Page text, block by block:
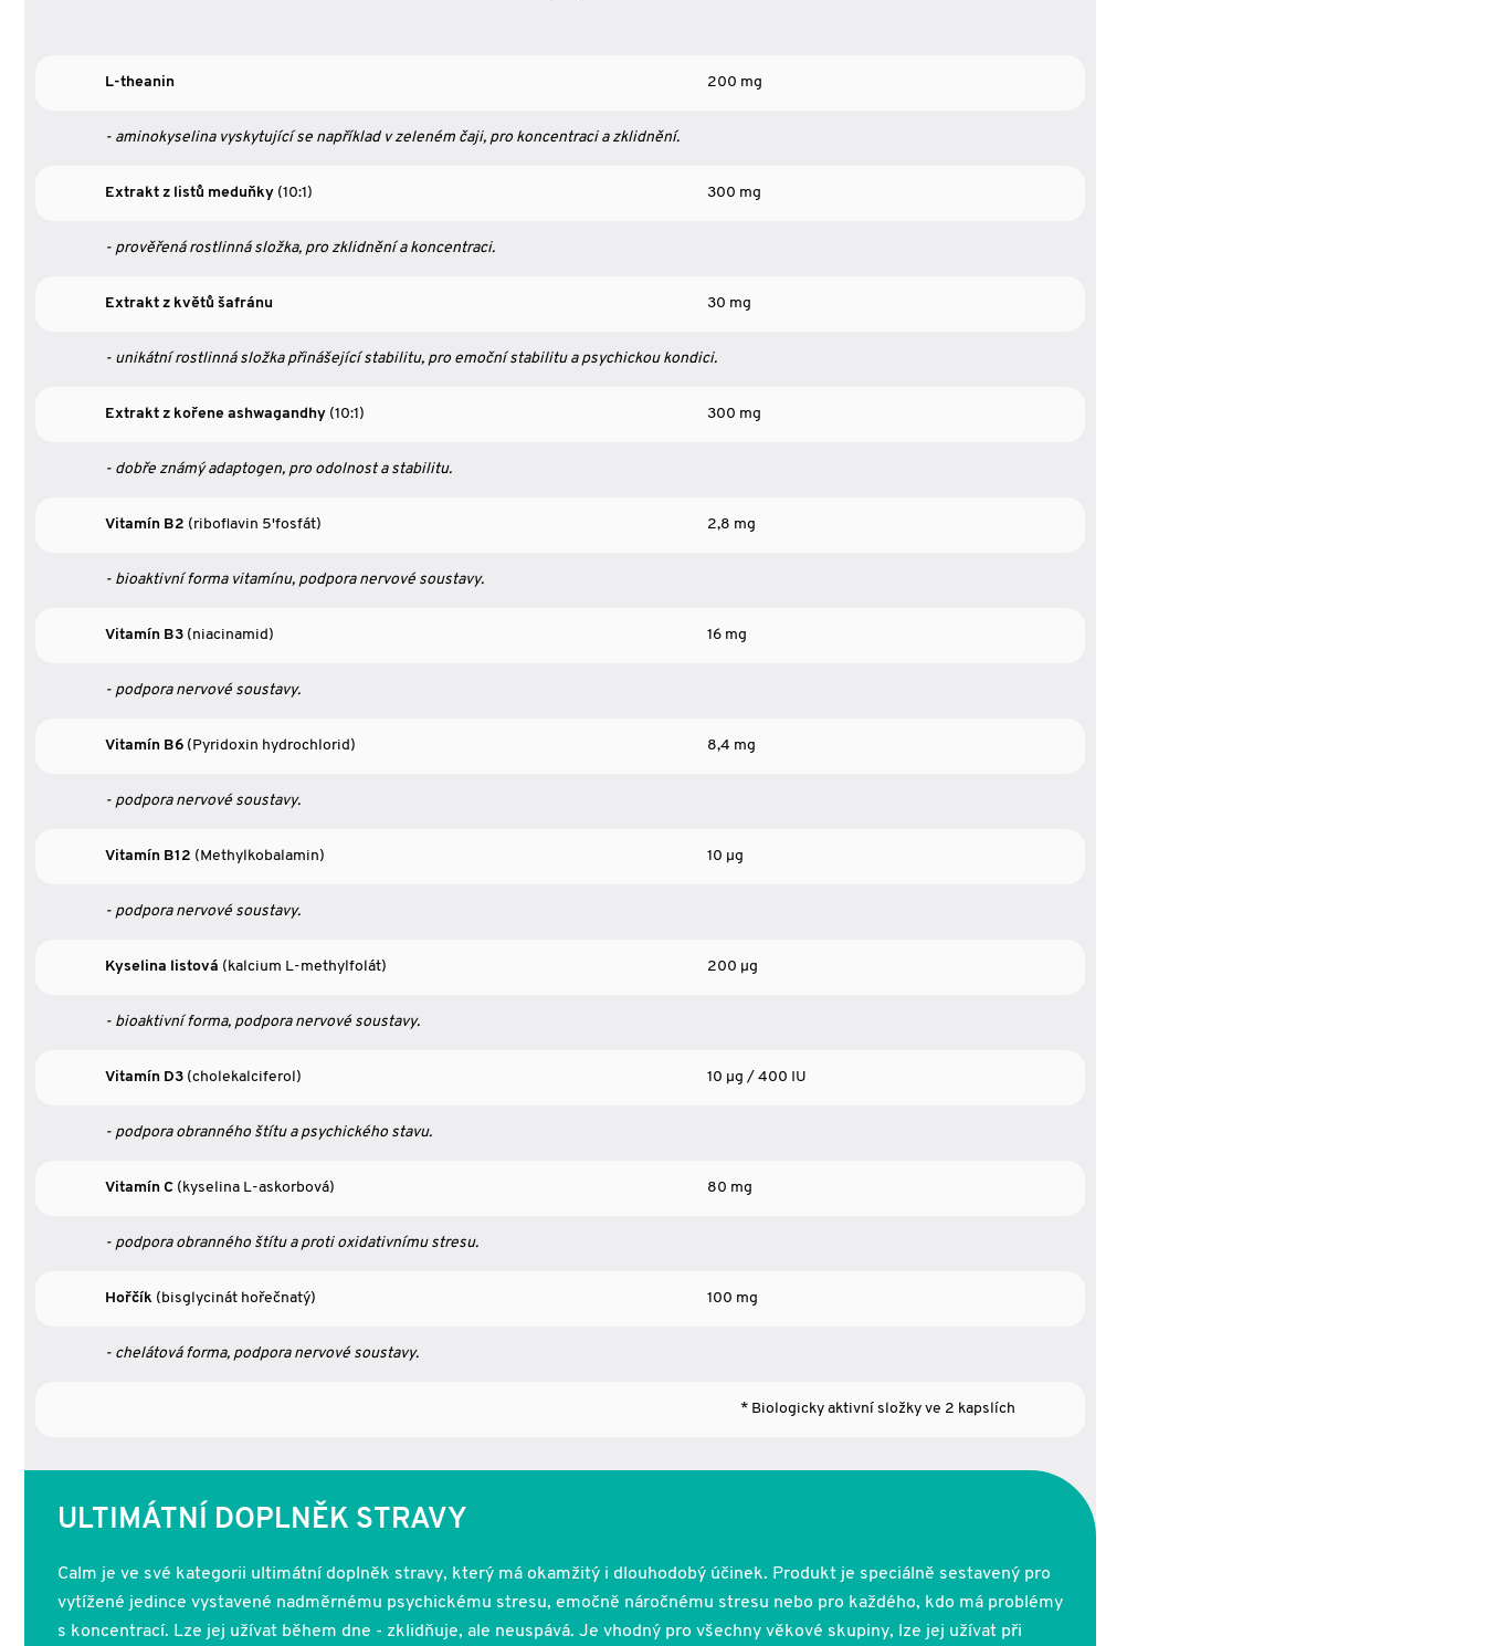
L-theanin 200 mg
- aminokyselina vyskytující se například v zeleném čaji, pro koncentraci a zklidnění.
Extrakt z listů meduňky (10:1) 300 mg
- prověřená rostlinná složka, pro zklidnění a koncentraci.
Extrakt z květů šafránu 30 mg
- unikátní rostlinná složka přinášející stabilitu, pro emoční stabilitu a psychickou kondici.
Extrakt z kořene ashwagandhy (10:1) 300 mg
- dobře známý adaptogen, pro odolnost a stabilitu.
Vitamín B2 (riboflavin 5'fosfát) 2,8 mg
- bioaktivní forma vitamínu, podpora nervové soustavy.
Vitamín B3 (niacinamid) 16 mg
- podpora nervové soustavy.
Vitamín B6 (Pyridoxin hydrochlorid) 8,4 mg
- podpora nervové soustavy.
Vitamín B12 (Methylkobalamin) 10 µg
- podpora nervové soustavy.
Kyselina listová (kalcium L-methylfolát) 200 µg
- bioaktivní forma, podpora nervové soustavy.
Vitamín D3 (cholekalciferol) 10 µg / 400 IU
- podpora obranného štítu a psychického stavu.
Vitamín C (kyselina L-askorbová) 80 mg
- podpora obranného štítu a proti oxidativnímu stresu.
Hořčík (bisglycinát hořečnatý) 100 mg
- chelátová forma, podpora nervové soustavy.
* Biologicky aktivní složky ve 2 kapslích
ULTIMÁTNÍ DOPLNĚK STRAVY
Calm je ve své kategorii ultimátní doplněk stravy, který má okamžitý i dlouhodobý účinek. Produkt je speciálně sestavený pro
vytížené jedince vystavené nadměrnému psychickému stresu, emočně náročnému stresu nebo pro každého, kdo má problémy
s koncentrací. Lze jej užívat během dne - zklidňuje, ale neuspává. Je vhodný pro všechny věkové skupiny, lze jej užívat při